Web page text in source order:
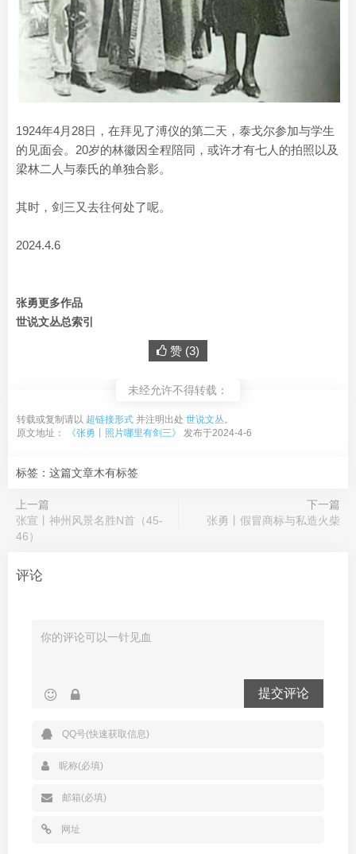
1924年4月28日，在拜见了溥仪的第二天，泰戈尔参加与学生
的见面会。20岁的林徽因全程陪同，或许才有七人的拍照以及
梁林二人与泰氏的单独合影。
其时，剑三又去往何处了呢。
2024.4.6
张勇更多作品
世说文丛总索引
赞 (3)
未经允许不得转载：
转载或复制请以 超链接形式 并注明出处 世说文丛。
原文地址：
《张勇丨照片哪里有剑三》 发布于2024-4-6
标签：这篇文章木有标签
上一篇
张宣丨神州风景名胜N首（45-
46）
下一篇
张勇丨假冒商标与私造火柴
评论
提交评论